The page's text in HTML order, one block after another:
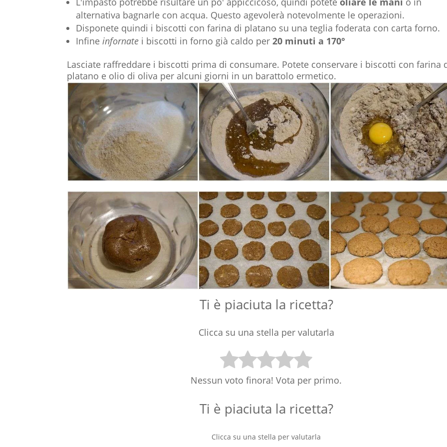
alternativa bagnarle con acqua. Questo agevolerà notevolmente le operazioni.
Disponete quindi i biscotti con farina di platano su una teglia foderata con carta forno.
Infineinfornate i biscotti in forno già caldo per20 minuti a 170°
Lasciate raffreddare i biscotti prima di consumare. Potete conservare i biscotti con farina
platano e olio di oliva per alcuni giorni in un barattolo ermetico.
Ti è piaciuta la ricetta?
Clicca su una stella per valutarla
Nessun voto finora! Vota per primo.
Ti è piaciuta la ricetta?
Clicca su una stella per valutarla